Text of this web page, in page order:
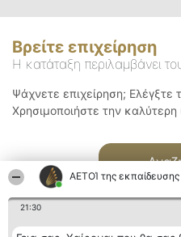
ΑΕΤΟΊ της εκπαίδευσης
21:30
Βρείτε επιχείρηση
Η κατάταξη περιλαμβάνει
Ψάχνετε επιχείρηση; Ελέγξτε
Χρησιμοποιήστε την καλύτερη